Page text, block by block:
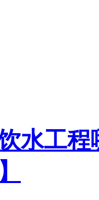
水工